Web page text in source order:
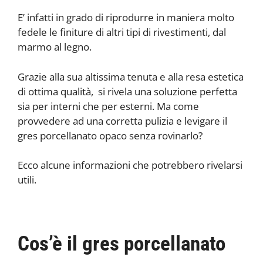
E’ infatti in grado di riprodurre in maniera molto
fedele le finiture di altri tipi di rivestimenti, dal
marmo al legno.
Grazie alla sua altissima tenuta e alla resa estetica
di ottima qualità, si rivela una soluzione perfetta
sia per interni che per esterni. Ma come
provvedere ad una corretta pulizia e levigare il
gres porcellanato opaco senza rovinarlo?
Ecco alcune informazioni che potrebbero rivelarsi
utili.
Cos’è il gres porcellanato